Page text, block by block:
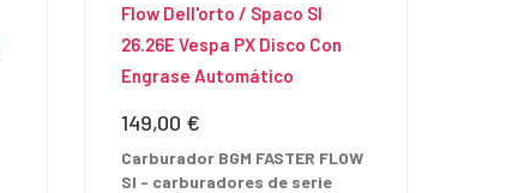
Flow Dell'orto / Spaco SI
26.26E Vespa PX Disco Con
Engrase Automático
Precio
149,00 €
Carburador BGM FASTER FLOW
SI - carburadores de serie